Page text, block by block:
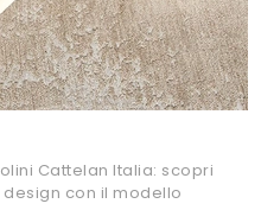
Cattelan Italia: scopri
con il modello